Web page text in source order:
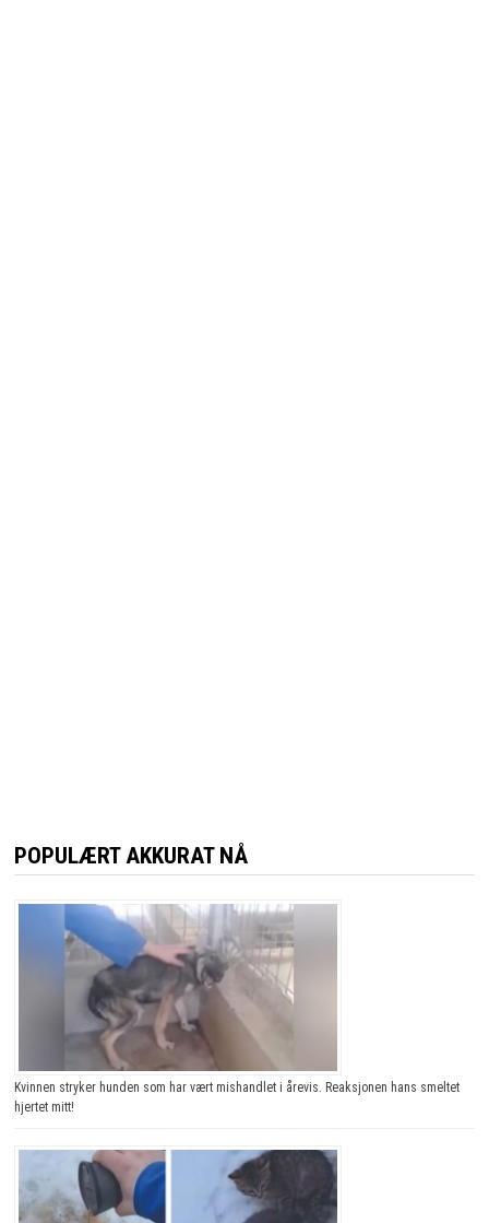
POPULÆRT AKKURAT NÅ
Kvinnen stryker hunden som har vært mishandlet i årevis. Reaksjonen hans smeltet
hjertet mitt!